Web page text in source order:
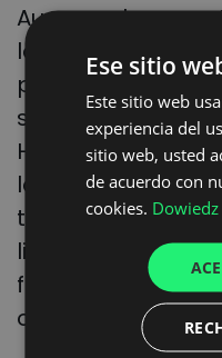
Aunque el
logística se
pandemia, su
siempre un rasgo
Hoy, gracias a
las empresas
transformar sus
lineales en redes
facilitan una
operaciones.
Ese sitio
Este sitio web
experiencia del
sitio web, usted
de acuerdo con
cookies.